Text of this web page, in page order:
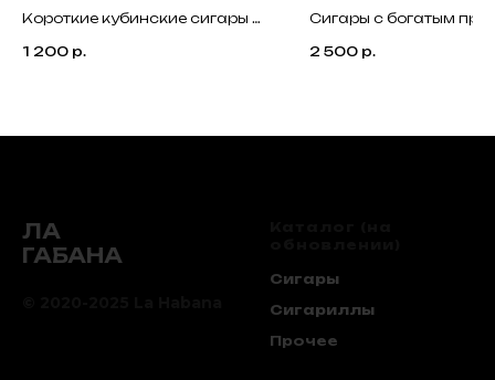
Короткие кубинские сигары с
ароматом.
1 200 р.
Сигары с богатым
кедра дополняют
2 500 р.
ЛА
ГАБАНА
Сигары
Сигариллы
Прочее